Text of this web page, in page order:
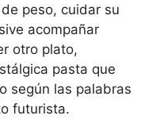
peso, cuidar su
acompañar
otro plato,
pasta que
según las palabras
futurista.